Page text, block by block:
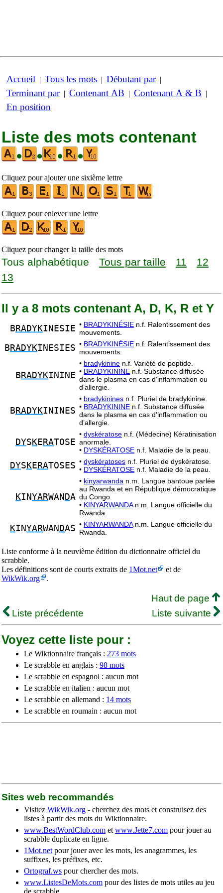
Accueil | Tous les mots | Débutant par|
Terminant par| Contenant AB | Contenant A & B |
En position
Liste des mots contenant
•
• • •
Cliquez pour ajouter une sixième lettre
Cliquez pour enlever une lettre
Cliquez pour changer la taille des mots
Tous alphabétique Tous par taille 11
12
13
Il y a 8 mots contenant A, D, K, R et Y
B RADYKINESIE • BRADYKINÉSIE n.f. Ralentissement des
mouvements.
B RADYKINESIES • BRADYKINÉSIE n.f. Ralentissement des
mouvements.
B RADYKININE
• bradykinine n.f. Variété de peptide.
• BRADYKININE n.f. Substance diffusée
dans le plasma en cas d’inflammation ou
d’allergie.
B RADYKININES
• bradykinines n.f. Pluriel de bradykinine.
• BRADYKININE n.f. Substance diffusée
dans le plasma en cas d’inflammation ou
d’allergie.
DYS KE RATOSE
• dyskératose n.f. (Médecine) Kératinisation
anormale.
• DYSKÉRATOSE n.f. Maladie de la peau.
DYS KE RATOSES • dyskératoses n.f. Pluriel de dyskératose.
• DYSKÉRATOSE n.f. Maladie de la peau.
KINYARWAN DA
• kinyarwanda n.m. Langue bantoue parlée
au Rwanda et en République démocratique
du Congo.
• KINYARWANDAn.m. Langue officielle du
Rwanda.
KINYARWAN DAS • KINYARWANDAn.m. Langue officielle du
Rwanda.
Liste conforme à la neuvième édition du dictionnaire officiel du
scrabble.
Les définitions sont de courts extraits de 1Mot.net
et de
WikWik.org
.
Haut de page
Liste précédente
Liste suivante
Voyez cette liste pour :
Le Wiktionnaire français : 273 mots
Le scrabble en anglais : 98 mots
Le scrabble en espagnol : aucun mot
Le scrabble en italien : aucun mot
Le scrabble en allemand : 14 mots
Le scrabble en roumain : aucun mot
Sites web recommandés
Visitez WikWik.org - cherchez des mots et construisez des
listes à partir des mots du Wiktionnaire.
www.BestWordClub.com et www.Jette7.com pour jouer au
scrabble duplicate en ligne.
1Mot.net pour jouer avec les mots, les anagrammes, les
suffixes, les préfixes, etc.
Ortograf.ws pour chercher des mots.
www.ListesDeMots.com pour des listes de mots utiles au jeu
de scrabble.